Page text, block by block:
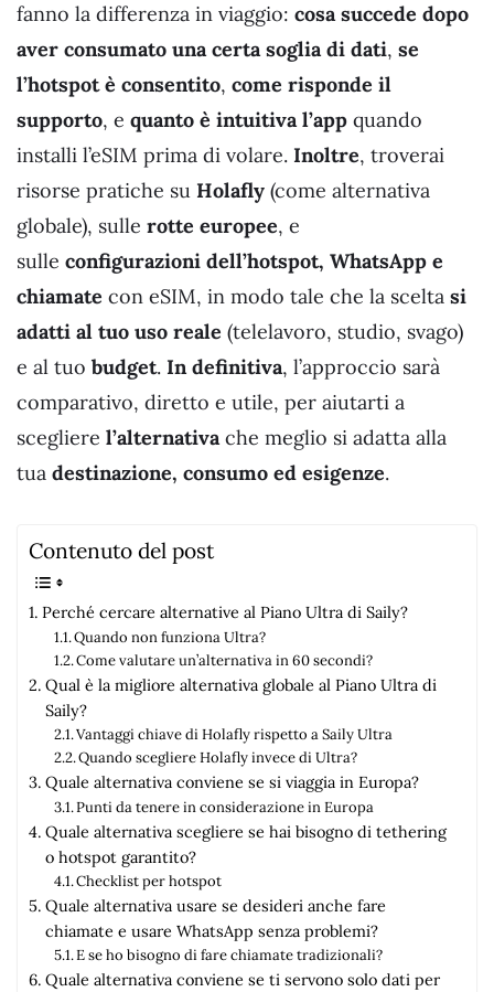
fanno la differenza in viaggio: cosa succede dopo
aver consumato una certa soglia di dati, se
l’hotspot è consentito, come risponde il
supporto, e quanto è intuitiva l’app quando
installi l’eSIM prima di volare. Inoltre, troverai
risorse pratiche su Holafly (come alternativa
globale), sulle rotte europee, e
sulle configurazioni dell’hotspot, WhatsApp e
chiamate con eSIM, in modo tale che la scelta si
adatti al tuo uso reale (telelavoro, studio, svago)
e al tuo budget. In definitiva, l’approccio sarà
comparativo, diretto e utile, per aiutarti a
scegliere l’alternativache meglio si adatta alla
tua destinazione, consumo ed esigenze.
Contenuto del post
Perché cercare alternative al Piano Ultra di Saily?
Quando non funziona Ultra?
Come valutare un’alternativa in 60 secondi?
Qual è la migliore alternativa globale al Piano Ultra di
Saily?
Vantaggi chiave di Holafly rispetto a Saily Ultra
Quando scegliere Holafly invece di Ultra?
Quale alternativa conviene se si viaggia in Europa?
Punti da tenere in considerazione in Europa
Quale alternativa scegliere se hai bisogno di tethering
o hotspot garantito?
Checklist per hotspot
Quale alternativa usare se desideri anche fare
chiamate e usare WhatsApp senza problemi?
E se ho bisogno di fare chiamate tradizionali?
Quale alternativa conviene se ti servono solo dati per